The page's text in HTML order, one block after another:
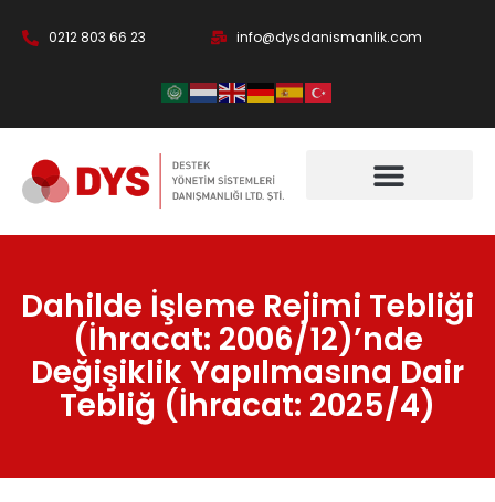
0212 803 66 23 info@dysdanismanlik.com
Dahilde İşleme Rejimi Tebliği
(İhracat: 2006/12)’nde
Değişiklik Yapılmasına Dair
Tebliğ (İhracat: 2025/4)